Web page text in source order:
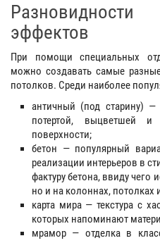
эффектов
При помощи специальных
можно создавать самые
потолков. Среди наиболее
античный (под старину) —
потертой, выцветшей
поверхности;
бетон — популярный
реализации интерьеров в
фактуру бетона, ввиду чего
но и на колоннах, потолках
карта мира — текстура с
которых напоминают
мрамор — отделка в